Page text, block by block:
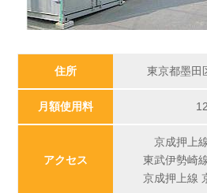
住所 東京都墨田
月額使用料
アクセス
京成押上
東武伊勢崎
京成押上線